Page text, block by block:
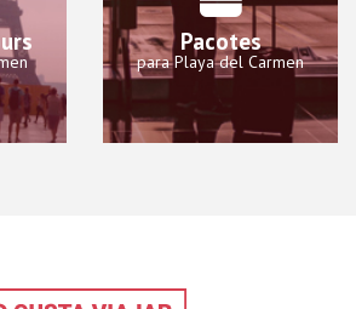
Pacotes
para Playa del Carmen